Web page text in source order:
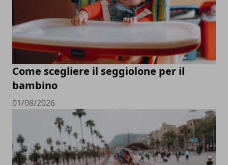
Come scegliere il seggiolone per il
bambino
01/08/2026